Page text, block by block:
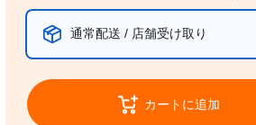
通常配送 / 店舗受け取り
カートに追加